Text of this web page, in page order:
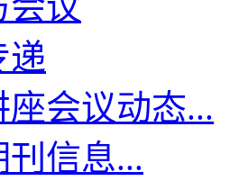
递
座会议动态...
刊信息...